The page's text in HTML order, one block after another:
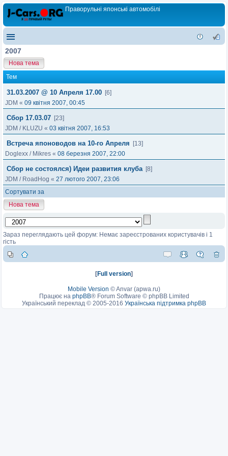
Праворульні японські автомобілі
2007
Нова тема
Тем
31.03.2007 @ 10 Апреля 17.00 [6]
JDM « 09 квітня 2007, 00:45
Сбор 17.03.07 [23]
JDM / KLUZU « 03 квітня 2007, 16:53
Встреча японоводов на 10-го Апреля
[13]
Doglexx / Mikres « 08 березня 2007, 22:00
Сбор не состоялся) Идеи развития клуба [8]
JDM / RoadHog « 27 лютого 2007, 23:06
Сортувати за
Нова тема
Зараз переглядають цей форум: Немає зареєстрованих користувачів і 1
гість
[Full version]
Mobile Version ©Anvar (apwa.ru)
Працює на phpBB® Forum Software © phpBB Limited
Український переклад © 2005-2016 Українська підтримка phpBB